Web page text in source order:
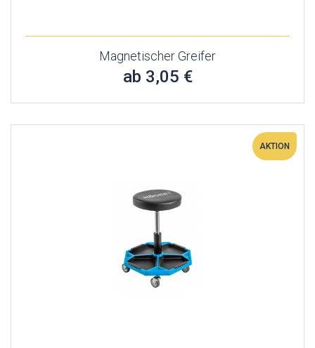
Magnetischer Greifer
ab 3,05 €
AKTION